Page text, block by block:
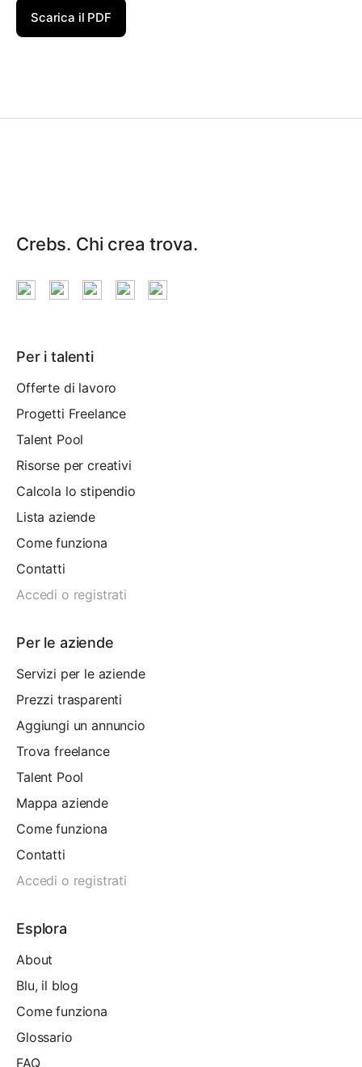
Scarica il PDF
Crebs. Chi crea trova.
Per i talenti
Offerte di lavoro
Progetti Freelance
Talent Pool
Risorse per creativi
Calcola lo stipendio
Lista aziende
Come funziona
Contatti
Accedi o registrati
Per le aziende
Servizi per le aziende
Prezzi trasparenti
Aggiungi un annuncio
Trova freelance
Talent Pool
Mappa aziende
Come funziona
Contatti
Accedi o registrati
Esplora
About
Blu, il blog
Come funziona
Glossario
FAQ